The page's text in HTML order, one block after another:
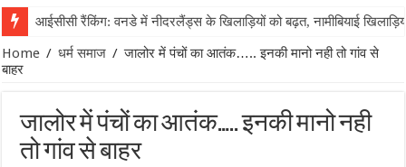
आईसीसी रैंकिंग: वनडे में नीदरलैंड्स के खिलाड़ियों को बढ़त, नामीबियाई
Home / धर्म समाज / जालोर में पंचों का आतंक….. इनकी मानो नही तो गांव से
बाहर
जालोर में पंचों का आतंक….. इनकी मानो नही
तो गांव से बाहर